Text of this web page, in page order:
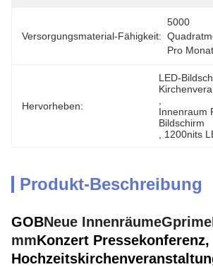
Versorgungsmaterial-Fähigkeit:
5000
Pro Monat
Hervorheben:
LED-
Innenraum
Bildschirm
1200nits
Produkt-Beschreibung
GOBNeue InnenräumeGprime
mmKonzert Pressekonferenz,